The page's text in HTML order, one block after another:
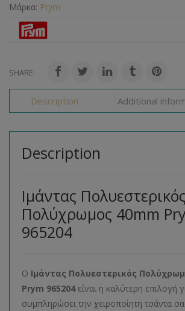
Μάρκα: Prym
SHARE:
Description Additional
Description
Ιμάντας Πολυεστερικός
Πολύχρωμος 40mm
965204
O Ιμάντας Πολυεστερικός
Prym 965204 είναι η καλύτερη επιλογή
συμπληρώσει την χειροποίητη τσάντα